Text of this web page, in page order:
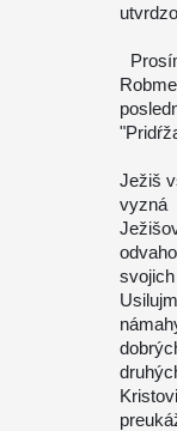
Ježiš